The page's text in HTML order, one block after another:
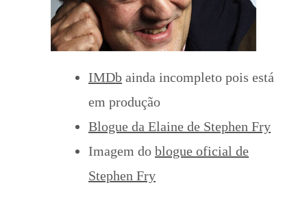
IMDb ainda incompleto pois está
em produção
Blogue da Elaine de Stephen Fry
Imagem do blogue oficial de
Stephen Fry